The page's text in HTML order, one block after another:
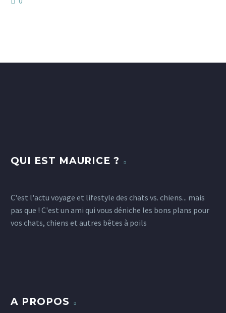
QUI EST MAURICE ?
C'est l'actu voyage et lifestyle des chats vs. chiens... mais
pas que ! C'est un ami qui vous déniche les bons plans pour
vos chats, chiens et autres bêtes à poils
A PROPOS